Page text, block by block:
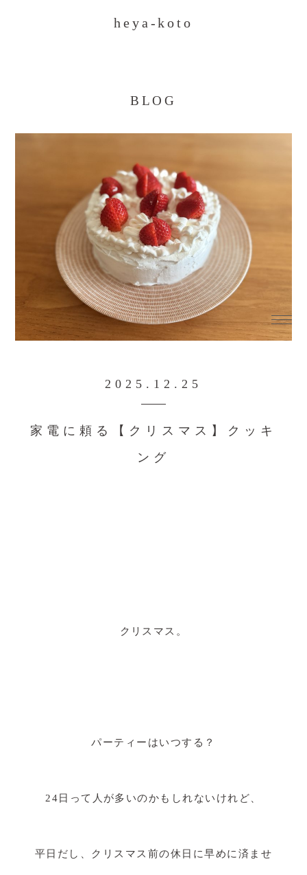
heya-koto
BLOG
2025.12.25
家電に頼る【クリスマス】クッキ
ング
クリスマス。
パーティーはいつする？
24日って人が多いのかもしれないけれど、
平日だし、クリスマス前の休日に早めに済ませ